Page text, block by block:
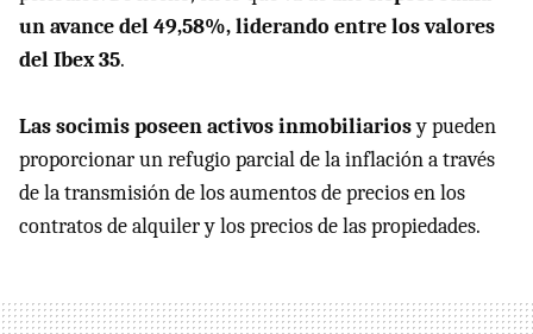
un avance del 49,58%, liderando entre los valores
del Ibex 35.
Las socimis poseen activos inmobiliariosy pueden
proporcionar un refugio parcial de la inflación a través
de la transmisión de los aumentos de precios en los
contratos de alquiler y los precios de las propiedades.